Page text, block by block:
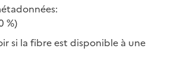
%)
si la fibre est disponible à une